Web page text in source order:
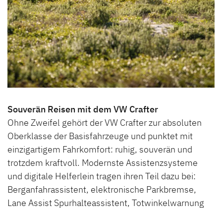
Souverän Reisen mit dem VW Crafter
Ohne Zweifel gehört der VW Crafter zur absoluten
Oberklasse der Basisfahrzeuge und punktet mit
einzigartigem Fahrkomfort: ruhig, souverän und
trotzdem kraftvoll. Modernste Assistenzsysteme
und digitale Helferlein tragen ihren Teil dazu bei:
Berganfahrassistent, elektronische Parkbremse,
Lane Assist Spurhalteassistent, Totwinkelwarnung